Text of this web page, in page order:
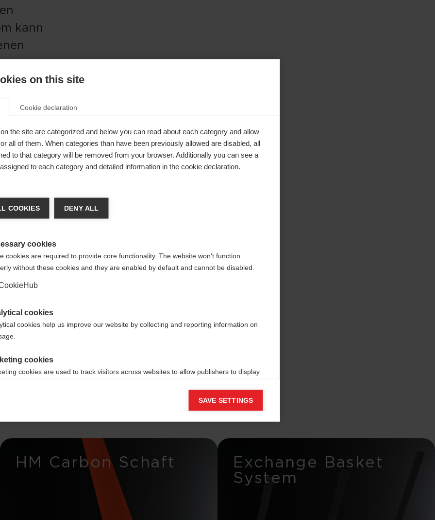
kann
MRS
HM Carbon Schaft
Exchange Basket
System
wechseln
Staaten (Englisch)
Ja, ich möchte umgeleitet werden
on this site
Cookie declaration
the site are categorized and below you can read about each category and allow
all of them. When categories than have been previously allowed are disabled, all
to that category will be removed from your browser. Additionally you can see a
to each category and detailed information in the cookie declaration.
COOKIES DENY ALL
cookies
cookies are required to provide core functionality. The website won't function
without these cookies and they are enabled by default and cannot be disabled.
cookies
cookies help us improve our website by collecting and reporting information on
cookies
cookies are used to track visitors across websites to allow publishers to display
SAVE SETTINGS